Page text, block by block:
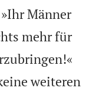
Männer
mehr für
weiteren